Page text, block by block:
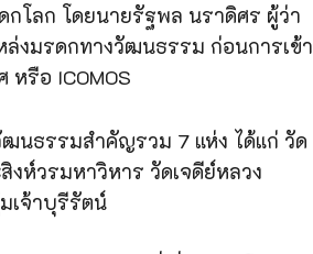
กโลก โดยนายรัฐพล นราดิศร ผู้ว่า
งมรดกทางวัฒนธรรม ก่อนการเข้า
รือ ICOMOS
ฒนธรรมสำคัญรวม 7 แห่ง ได้แก่ วัด
ห์วรมหาวิหาร วัดเจดีย์หลวง
เจ้าบุรีรัตน์